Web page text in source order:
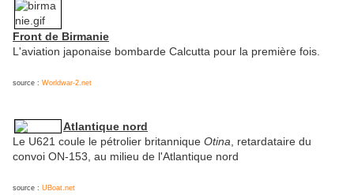
Front de Birmanie
L'aviation japonaise bombarde Calcutta pour la première fois.
source : Worldwar-2.net
Atlantique nord
Le U621 coule le pétrolier britannique Otina, retardataire du
convoi ON-153, au milieu de l'Atlantique nord
source : UBoat.net